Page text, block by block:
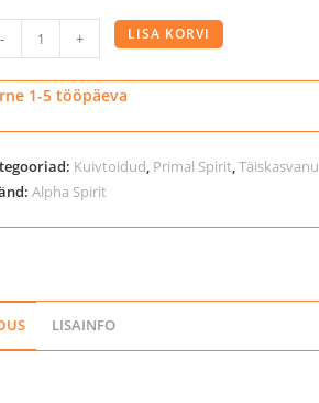
- + LISA KORVI
1-5 tööpäeva
Kuivtoidud, Primal Spirit,Täiskasvanu
Alpha Spirit
LISAINFO